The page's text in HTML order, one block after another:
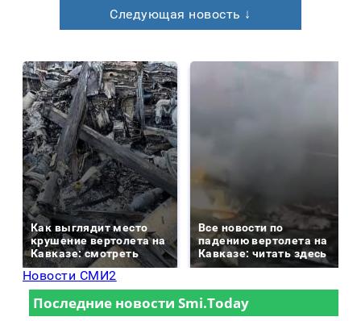
Следующая новость ↓
Как выглядит место
крушение вертолета на
Кавказе: смотреть
Все новости по
падению вертолета на
Кавказе: читать здесь
Новости СМИ2